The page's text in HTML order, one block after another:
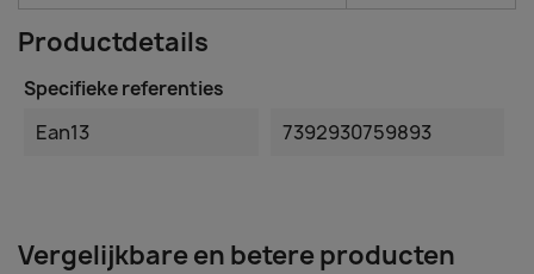
Productdetails
Specifieke referenties
Ean13 7392930759893
Vergelijkbare en betere producten